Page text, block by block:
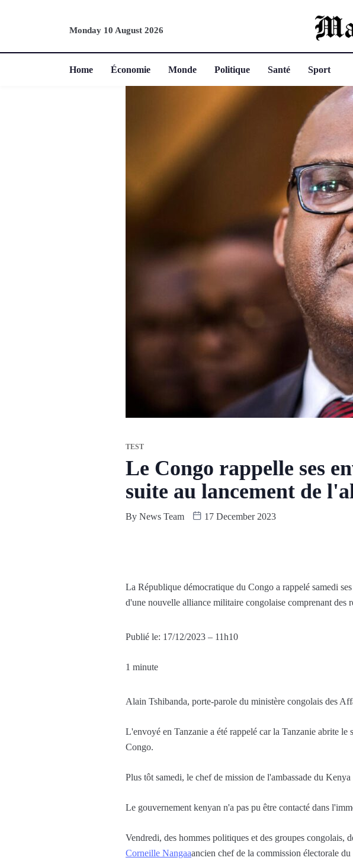
Monday 10 August 2026
Home Économie Monde Politique Santé Sport
TEST
Le Congo rappelle ses
suite au lancement de
By News Team 17 December 2023
La République démocratique du Congo a rappelé samedi
d'une nouvelle alliance militaire congolaise comprenant des
Publié le: 17/12/2023 – 11h10
1 minute
Alain Tshibanda, porte-parole du ministère congolais des
L'envoyé en Tanzanie a été rappelé car la Tanzanie abrite
Congo.
Plus tôt samedi, le chef de mission de l'ambassade du
Le gouvernement kenyan n'a pas pu être contacté dans
Vendredi, des hommes politiques et des groupes congolais,
Corneille Nangaaancien chef de la commission électorale